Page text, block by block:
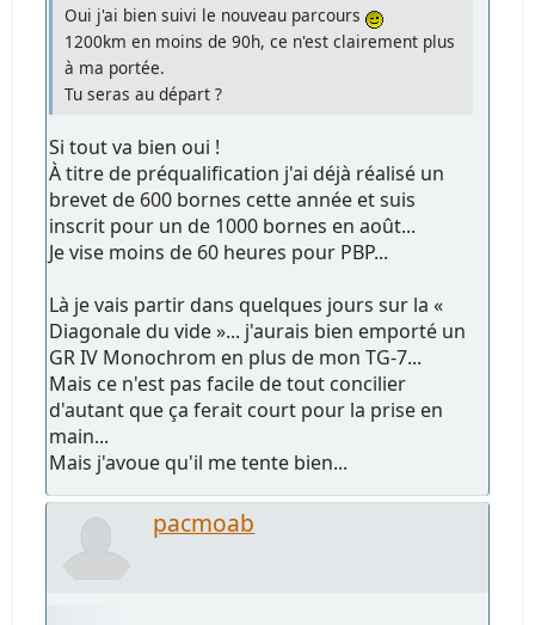
Oui j'ai bien suivi le nouveau parcours
1200km en moins de 90h, ce n'est clairement plus
à ma portée.
Tu seras au départ ?
Si tout va bien oui !
À titre de préqualification j'ai déjà réalisé un
brevet de 600 bornes cette année et suis
inscrit pour un de 1000 bornes en août...
Je vise moins de 60 heures pour PBP...
Là je vais partir dans quelques jours sur la «
Diagonale du vide »... j'aurais bien emporté un
GR IV Monochrom en plus de mon TG-7...
Mais ce n'est pas facile de tout concilier
d'autant que ça ferait court pour la prise en
main...
Mais j'avoue qu'il me tente bien...
pacmoab